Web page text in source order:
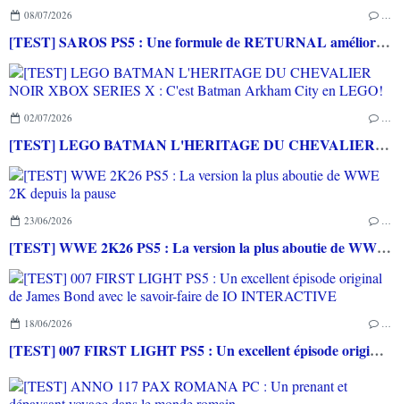
08/07/2026
[TEST] SAROS PS5 : Une formule de RETURNAL améliorée et interessante
02/07/2026
[TEST] LEGO BATMAN L'HERITAGE DU CHEVALIER NOIR XBOX SERIES X : C'est Batman Arkham City en LEGO!
23/06/2026
[TEST] WWE 2K26 PS5 : La version la plus aboutie de WWE 2K depuis la pause
18/06/2026
[TEST] 007 FIRST LIGHT PS5 : Un excellent épisode original de James Bond avec le savoir-faire de IO INTERACTIVE